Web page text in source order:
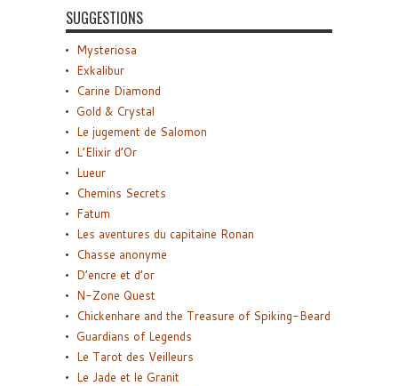
SUGGESTIONS
Mysteriosa
Exkalibur
Carine Diamond
Gold & Crystal
Le jugement de Salomon
L’Elixir d’Or
Lueur
Chemins Secrets
Fatum
Les aventures du capitaine Ronan
Chasse anonyme
D’encre et d’or
N-Zone Quest
Chickenhare and the Treasure of Spiking-Beard
Guardians of Legends
Le Tarot des Veilleurs
Le Jade et le Granit